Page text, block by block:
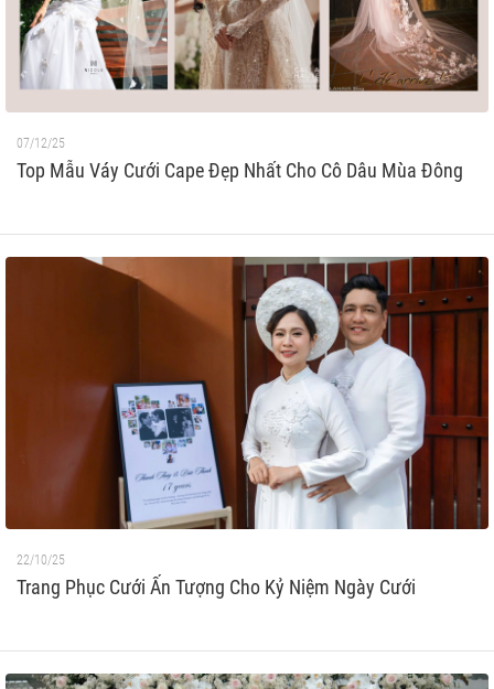
07/12/25
Top Mẫu Váy Cưới Cape Đẹp Nhất Cho Cô Dâu Mùa Đông
22/10/25
Trang Phục Cưới Ấn Tượng Cho Kỷ Niệm Ngày Cưới